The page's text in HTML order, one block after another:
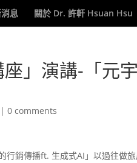
息 關於 Dr. 許軒 Hsuan Hsu
」演講-「元
|0 comments
行銷傳播ft. 生成式AI」以過往做